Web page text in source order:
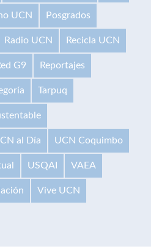
UCN Posgrados
Radio UCN Recicla UCN
G9 Reportajes
Tarpuq
al Día UCN Coquimbo
USQAI VAEA
Vive UCN